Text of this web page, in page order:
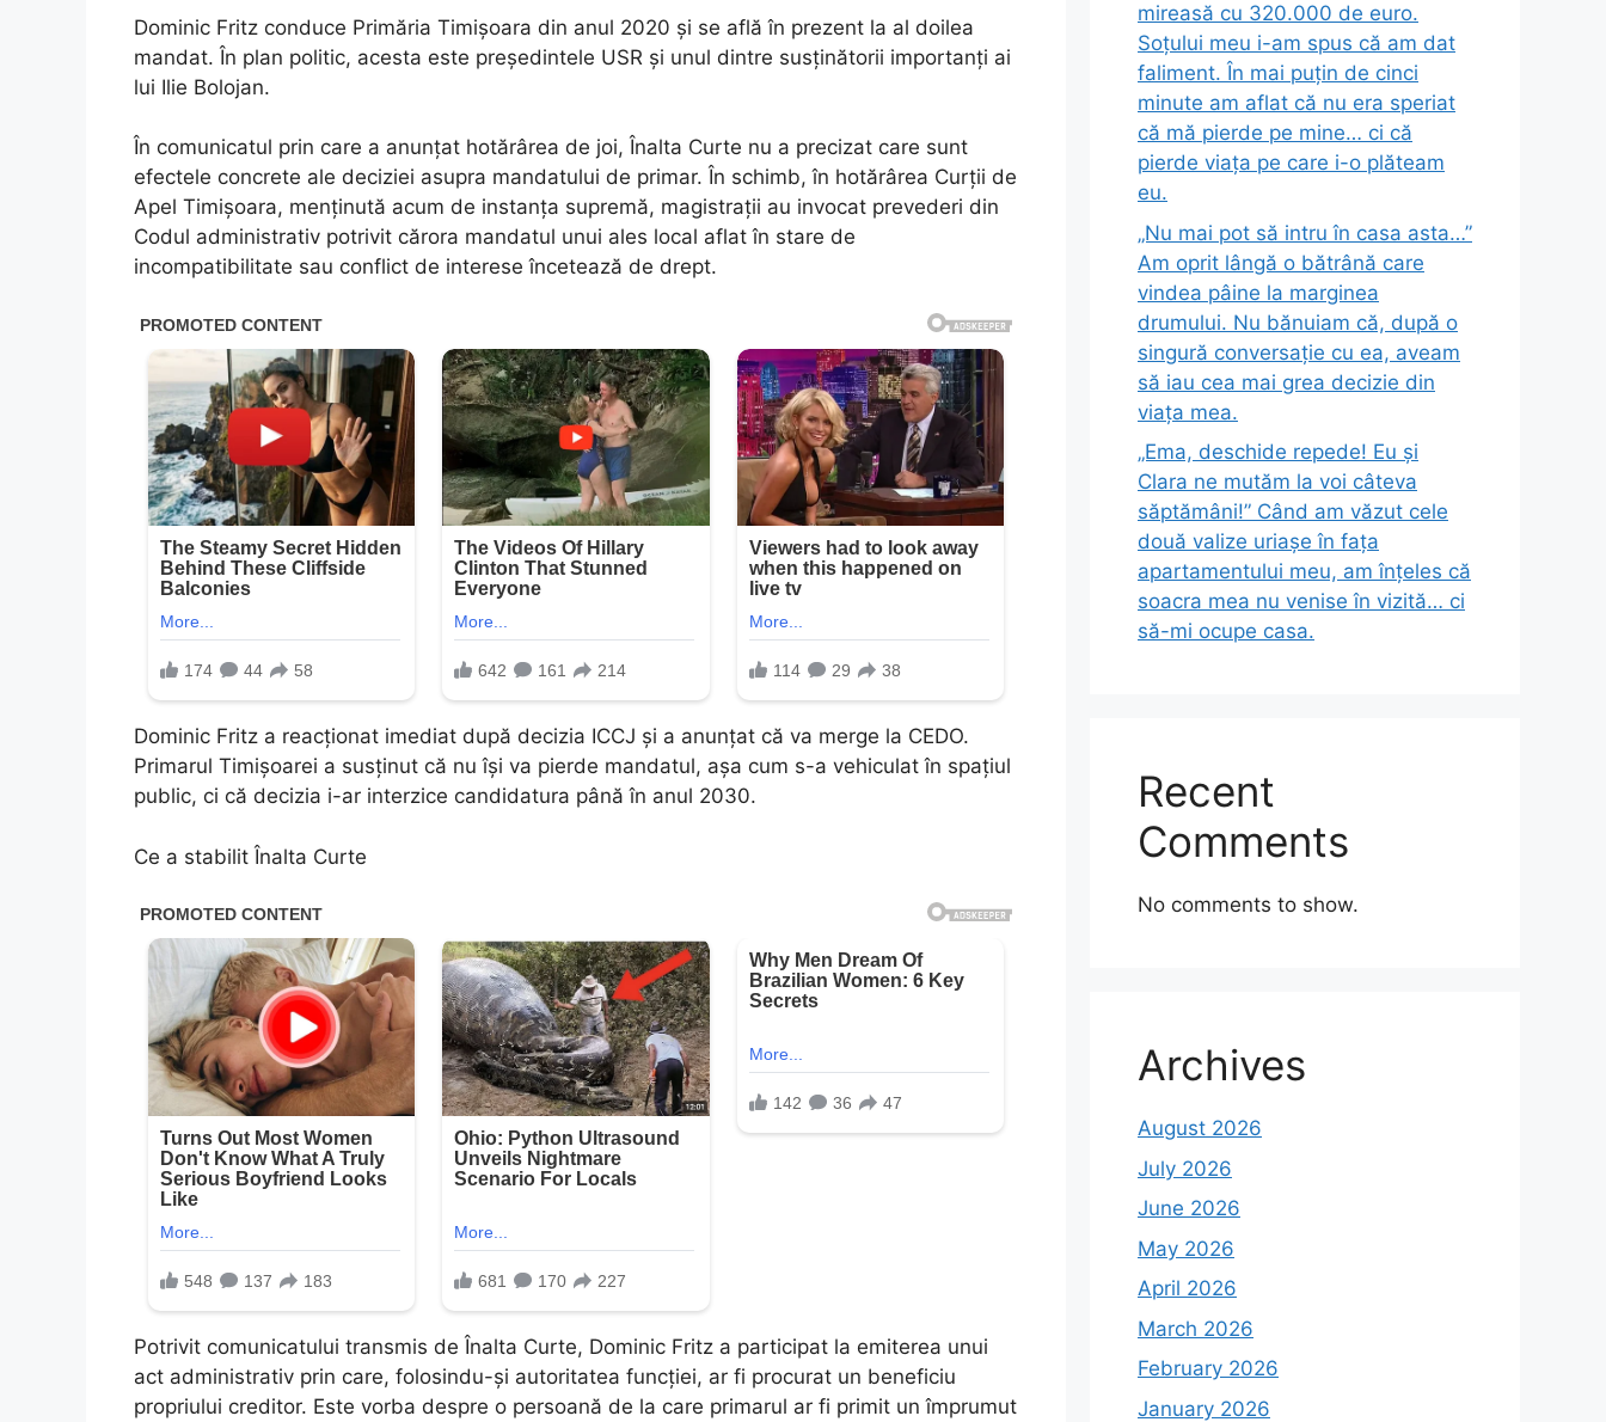
Dominic Fritz conduce Primăria Timișoara din anul 2020 și se află în prezent la al doilea
mandat. În plan politic, acesta este președintele USR și unul dintre susținătorii importanți ai
lui Ilie Bolojan.
În comunicatul prin care a anunțat hotărârea de joi, Înalta Curte nu a precizat care sunt
efectele concrete ale deciziei asupra mandatului de primar. În schimb, în hotărârea Curții de
Apel Timișoara, menținută acum de instanța supremă, magistrații au invocat prevederi din
Codul administrativ potrivit cărora mandatul unui ales local aflat în stare de
incompatibilitate sau conflict de interese încetează de drept.
Dominic Fritz a reacționat imediat după decizia ICCJ și a anunțat că va merge la CEDO.
Primarul Timișoarei a susținut că nu își va pierde mandatul, așa cum s-a vehiculat în spațiul
public, ci că decizia i-ar interzice candidatura până în anul 2030.
Ce a stabilit Înalta Curte
Potrivit comunicatului transmis de Înalta Curte, Dominic Fritz a participat la emiterea unui
act administrativ prin care, folosindu-și autoritatea funcției, ar fi procurat un beneficiu
propriului creditor. Este vorba despre o persoană de la care primarul ar fi primit un împrumut
mireasă cu 320.000 de euro.
Soțului meu i-am spus că am dat
faliment. În mai puțin de cinci
minute am aflat că nu era speriat
că mă pierde pe mine… ci că
pierde viața pe care i-o plăteam
eu.
„Nu mai pot să intru în casa asta…”
Am oprit lângă o bătrână care
vindea pâine la marginea
drumului. Nu bănuiam că, după o
singură conversație cu ea, aveam
să iau cea mai grea decizie din
viața mea.
„Ema, deschide repede! Eu și
Clara ne mutăm la voi câteva
săptămâni!” Când am văzut cele
două valize uriașe în fața
apartamentului meu, am înțeles că
soacra mea nu venise în vizită… ci
să-mi ocupe casa.
Recent
Comments
No comments to show.
Archives
August 2026
July 2026
June 2026
May 2026
April 2026
March 2026
February 2026
January 2026